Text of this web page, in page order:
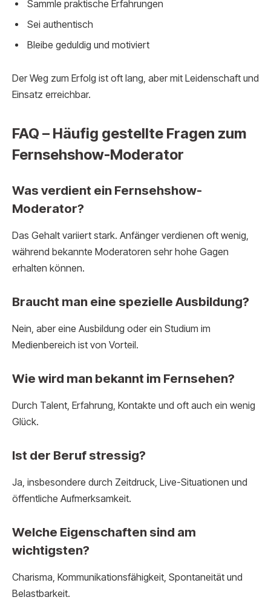
Sammle praktische Erfahrungen
Sei authentisch
Bleibe geduldig und motiviert
Der Weg zum Erfolg ist oft lang, aber mit Leidenschaft und
Einsatz erreichbar.
FAQ – Häufig gestellte Fragen zum
Fernsehshow-Moderator
Was verdient ein Fernsehshow-
Moderator?
Das Gehalt variiert stark. Anfänger verdienen oft wenig,
während bekannte Moderatoren sehr hohe Gagen
erhalten können.
Braucht man eine spezielle Ausbildung?
Nein, aber eine Ausbildung oder ein Studium im
Medienbereich ist von Vorteil.
Wie wird man bekannt im Fernsehen?
Durch Talent, Erfahrung, Kontakte und oft auch ein wenig
Glück.
Ist der Beruf stressig?
Ja, insbesondere durch Zeitdruck, Live-Situationen und
öffentliche Aufmerksamkeit.
Welche Eigenschaften sind am
wichtigsten?
Charisma, Kommunikationsfähigkeit, Spontaneität und
Belastbarkeit.